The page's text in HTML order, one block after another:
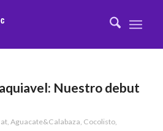
Nuestro debut
, Aguacate&Calabaza, Cocolisto,